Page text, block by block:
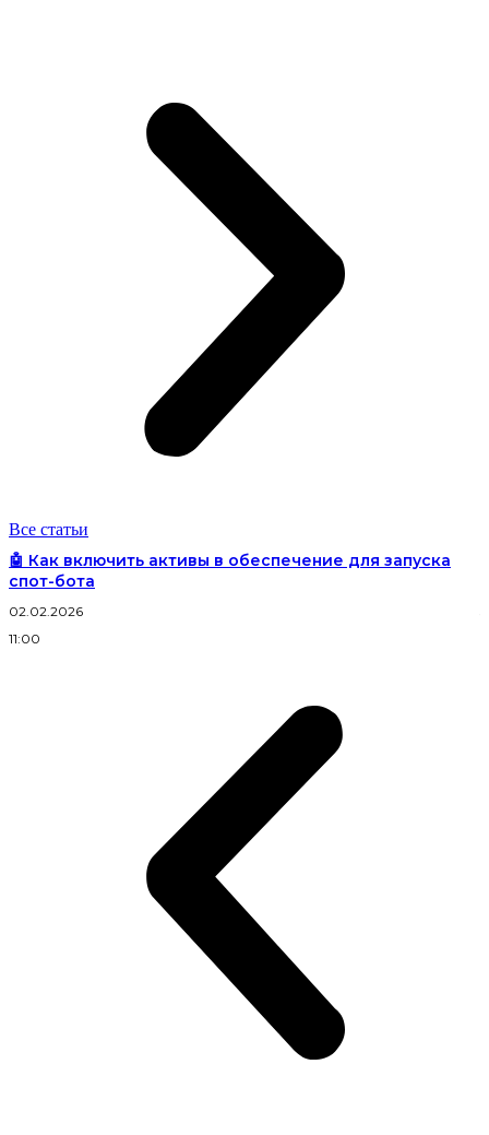
Все статьи
🤖 Как включить активы в обеспечение для запуска
спот-бота
02.02.2026
11:00